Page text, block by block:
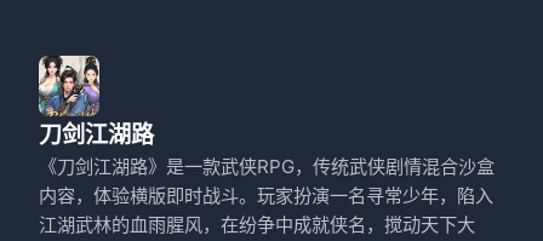
刀剑江湖路
《刀剑江湖路》是一款武侠RPG，传统武侠剧情混合沙盒
内容，体验横版即时战斗。玩家扮演一名寻常少年，陷入
江湖武林的血雨腥风，在纷争中成就侠名，搅动天下大